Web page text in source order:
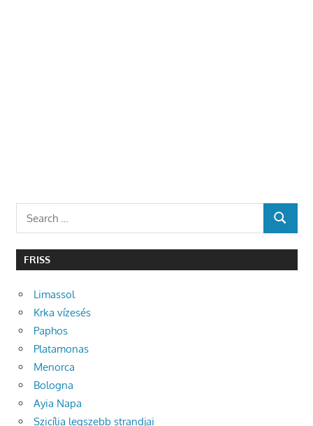
SEARCH
FRISS
Limassol
Krka vízesés
Paphos
Platamonas
Menorca
Bologna
Ayia Napa
Szicília legszebb strandjai